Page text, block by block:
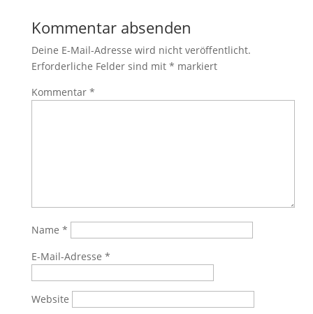
Kommentar absenden
Deine E-Mail-Adresse wird nicht veröffentlicht.
Erforderliche Felder sind mit * markiert
Kommentar *
Name *
E-Mail-Adresse *
Website